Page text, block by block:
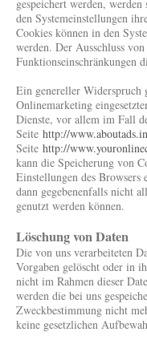
gespeichert werden,
den Systemeinstellungen
Cookies können in den
werden. Der Ausschluss
Funktionseinschränkungen
Ein genereller Widerspruch
Onlinemarketing
Dienste, vor allem im Fall
Seite http://
Seite http://
kann die Speicherung von
Einstellungen des Browsers
dann gegebenenfalls nicht
genutzt werden können.
Löschung von Daten
Die von uns verarbeiteten
Vorgaben gelöscht oder in
nicht im Rahmen dieser
werden die bei uns
Zweckbestimmung nicht
keine gesetzlichen